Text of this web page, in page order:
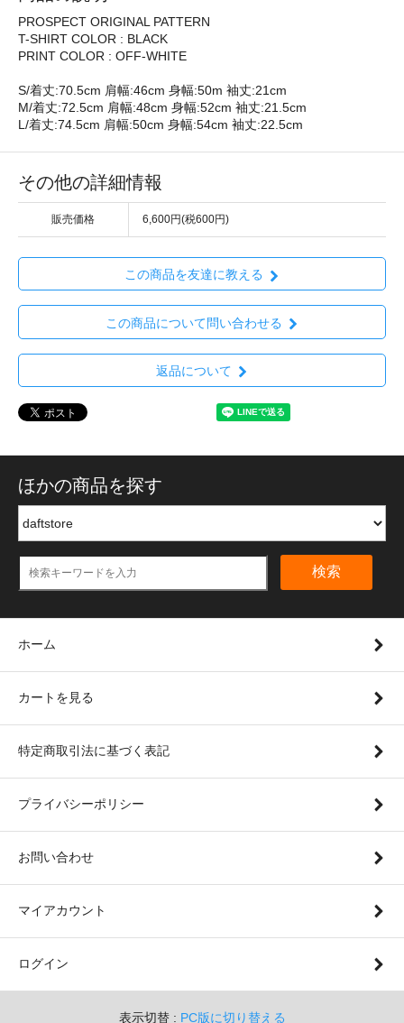
PROSPECT ORIGINAL PATTERN
T-SHIRT COLOR : BLACK
PRINT COLOR : OFF-WHITE
S/着丈:70.5cm 肩幅:46cm 身幅:50m 袖丈:21cm
M/着丈:72.5cm 肩幅:48cm 身幅:52cm 袖丈:21.5cm
L/着丈:74.5cm 肩幅:50cm 身幅:54cm 袖丈:22.5cm
その他の詳細情報
販売価格 6,600円(税600円)
この商品を友達に教える
この商品について問い合わせる
返品について
ほかの商品を探す
検索
ホーム
カートを見る
特定商取引法に基づく表記
プライバシーポリシー
お問い合わせ
マイアカウント
ログイン
表示切替 : PC版に切り替える